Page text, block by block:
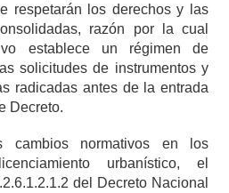
respetarán los derechos y las
razón por la cual
establece un régimen de
solicitudes de instrumentos y
radicadas antes de la entrada
Decreto.
cambios normativos en los
urbanístico, el
del Decreto Nacional